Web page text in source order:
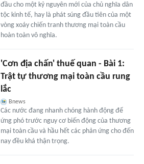
đầu cho một kỷ nguyên mới của chủ nghĩa dân
tộc kinh tế, hay là phát súng đầu tiên của một
vòng xoáy chiến tranh thương mại toàn cầu
hoàn toàn vô nghĩa.
'Cơn địa chấn' thuế quan - Bài 1:
Trật tự thương mại toàn cầu rung
lắc
Bnews
Các nước đang nhanh chóng hành động để
ứng phó trước nguy cơ biến động của thương
mại toàn cầu và hầu hết các phản ứng cho đến
nay đều khá thận trọng.